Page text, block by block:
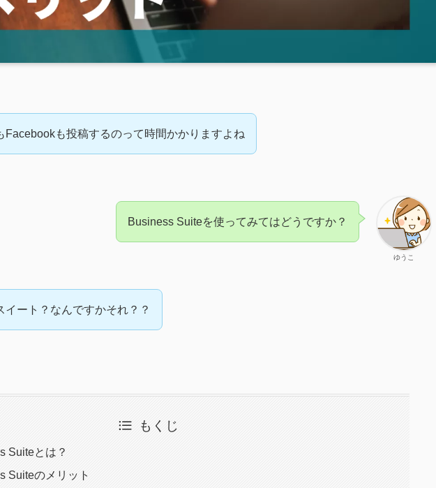
Facebookも投稿するのって時間かかりますよね
ゆうこ
Business Suiteを使ってみてはどうですか？
イート？なんですかそれ？？
もくじ
Suiteとは？
Suiteのメリット